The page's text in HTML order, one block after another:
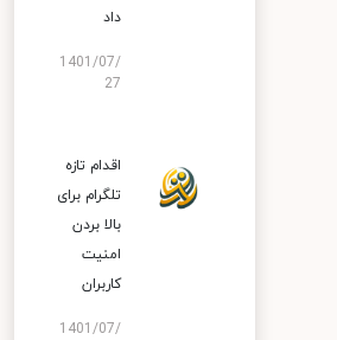
داد
1401/07/
27
اقدام تازه
تلگرام برای
بالا بردن
امنیت
کاربران
1401/07/